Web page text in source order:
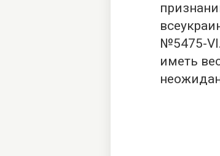
№5475-
иметь